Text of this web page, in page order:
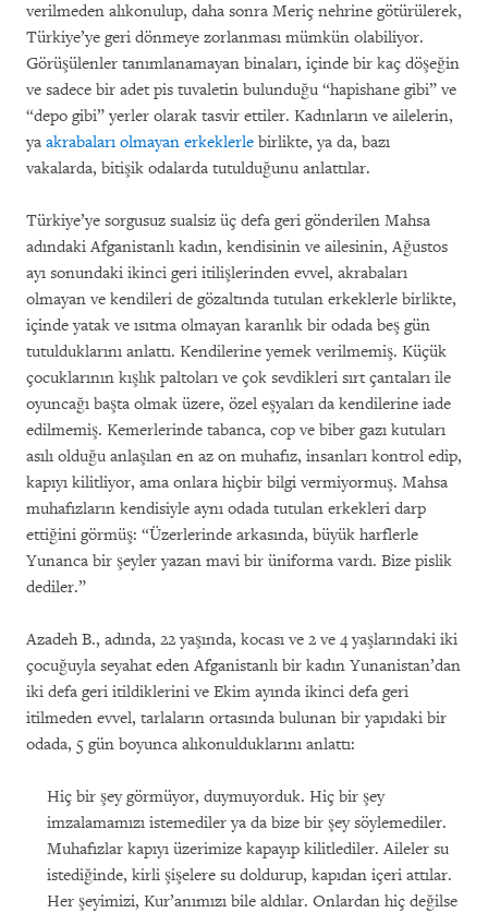
verilmeden alıkonulup, daha sonra Meriç nehrine götürülerek,
Türkiye’ye geri dönmeye zorlanması mümkün olabiliyor.
Görüşülenler tanımlanamayan binaları, içinde bir kaç döşeğin
ve sadece bir adet pis tuvaletin bulunduğu “hapishane gibi” ve
“depo gibi” yerler olarak tasvir ettiler. Kadınların ve ailelerin,
ya akrabaları olmayan erkeklerle birlikte, ya da, bazı
vakalarda, bitişik odalarda tutulduğunu anlattılar.
Türkiye’ye sorgusuz sualsiz üç defa geri gönderilen Mahsa
adındaki Afganistanlı kadın, kendisinin ve ailesinin, Ağustos
ayı sonundaki ikinci geri itilişlerinden evvel, akrabaları
olmayan ve kendileri de gözaltında tutulan erkeklerle birlikte,
içinde yatak ve ısıtma olmayan karanlık bir odada beş gün
tutulduklarını anlattı. Kendilerine yemek verilmemiş. Küçük
çocuklarının kışlık paltoları ve çok sevdikleri sırt çantaları ile
oyuncağı başta olmak üzere, özel eşyaları da kendilerine iade
edilmemiş. Kemerlerinde tabanca, cop ve biber gazı kutuları
asılı olduğu anlaşılan en az on muhafız, insanları kontrol edip,
kapıyı kilitliyor, ama onlara hiçbir bilgi vermiyormuş. Mahsa
muhafızların kendisiyle aynı odada tutulan erkekleri darp
ettiğini görmüş: “Üzerlerinde arkasında, büyük harflerle
Yunanca bir şeyler yazan mavi bir üniforma vardı. Bize pislik
dediler.”
Azadeh B., adında, 22 yaşında, kocası ve 2 ve 4 yaşlarındaki iki
çocuğuyla seyahat eden Afganistanlı bir kadın Yunanistan’dan
iki defa geri itildiklerini ve Ekim ayında ikinci defa geri
itilmeden evvel, tarlaların ortasında bulunan bir yapıdaki bir
odada, 5 gün boyunca alıkonulduklarını anlattı:
Hiç bir şey görmüyor, duymuyorduk. Hiç bir şey
imzalamamızı istemediler ya da bize bir şey söylemediler.
Muhafızlar kapıyı üzerimize kapayıp kilitlediler. Aileler su
istediğinde, kirli şişelere su doldurup, kapıdan içeri attılar.
Her şeyimizi, Kur’anımızı bile aldılar. Onlardan hiç değilse